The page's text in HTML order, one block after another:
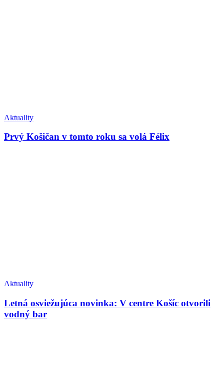
Aktuality
Prvý Košičan v tomto roku sa volá Félix
Aktuality
Letná osviežujúca novinka: V centre Košíc otvorili
vodný bar